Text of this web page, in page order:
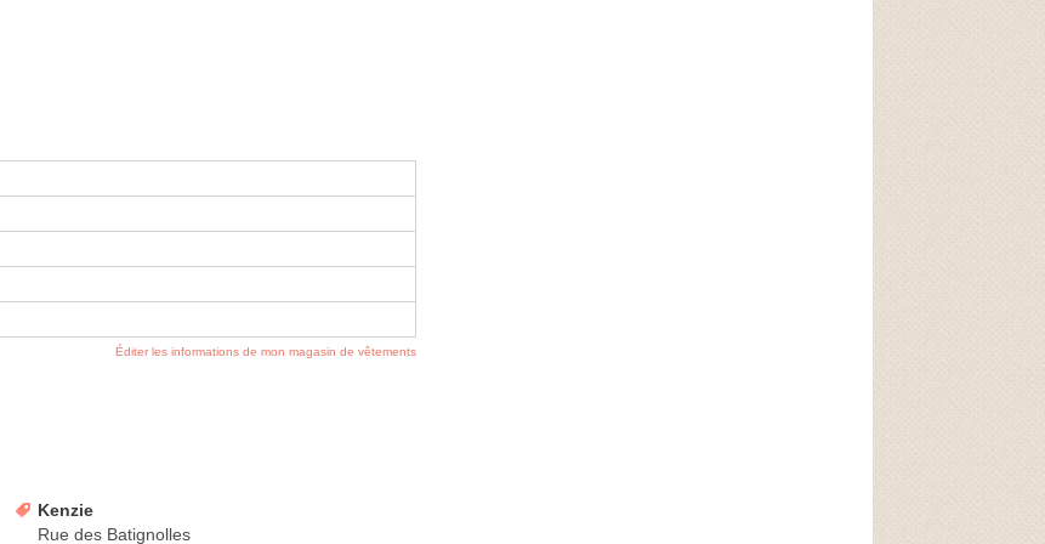
Éditer les informations de mon magasin de vêtements
Kenzie
Rue des Batignolles